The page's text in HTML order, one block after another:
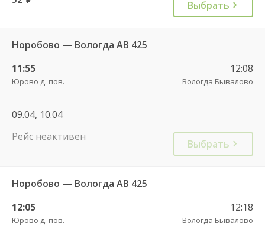
Выбрать
Норобово — Вологда АВ 425
11:55
Юрово д. пов.
12:08
Вологда Бывалово
09.04, 10.04
Рейс неактивен
Выбрать
Норобово — Вологда АВ 425
12:05
Юрово д. пов.
12:18
Вологда Бывалово